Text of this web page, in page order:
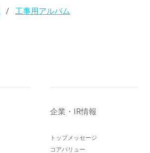
工事用アルバム
企業・IR情報
トップメッセージ
コアバリュー